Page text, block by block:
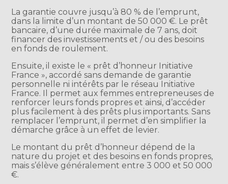
La garantie couvre jusqu’à 80 % de l’emprunt,
dans la limite d’un montant de 50 000 €. Le prêt
bancaire, d’une durée maximale de 7 ans, doit
financer des investissements et / ou des besoins
en fonds de roulement.
Ensuite, il existe le « prêt d’honneur Initiative
France », accordé sans demande de garantie
personnelle ni intérêts par le réseau Initiative
France. Il permet aux femmes entrepreneuses de
renforcer leurs fonds propres et ainsi, d’accéder
plus facilement à des prêts plus importants. Sans
remplacer l’emprunt, il permet d’en simplifier la
démarche grâce à un effet de levier.
Le montant du prêt d’honneur dépend de la
nature du projet et des besoins en fonds propres,
mais s’élève généralement entre 3 000 et 50 000
€.